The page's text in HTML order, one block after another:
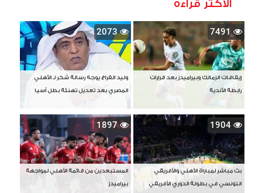
الأكثر قراءة
7491
إيقافات الزمالك وبيراميدز بعد قرارات
رابطة الأندية
2073
وليد الفراج يوجه رسالة شكر لـ الأهلي
المصري بعد تعديل تهنئة بطل آسيا
1904
بث مباشر لمباراة الأهلي والأفريقي
التونسي في بطولة الدوري الأفريقي
1897
المستبعدين من قائمة الأهلي لمواجهة
بيراميدز